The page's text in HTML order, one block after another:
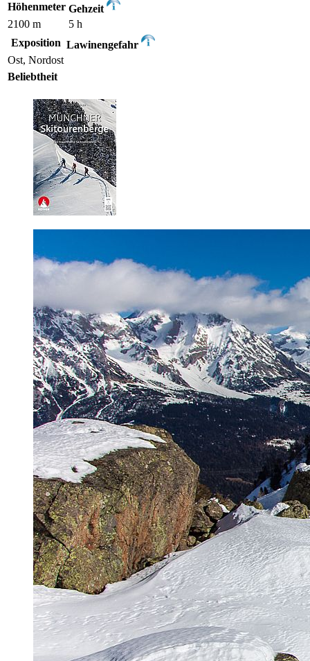
Höhenmeter Gehzeit
2100 m
5 h
Exposition Lawinengefahr
Ost, Nordost
Beliebtheit